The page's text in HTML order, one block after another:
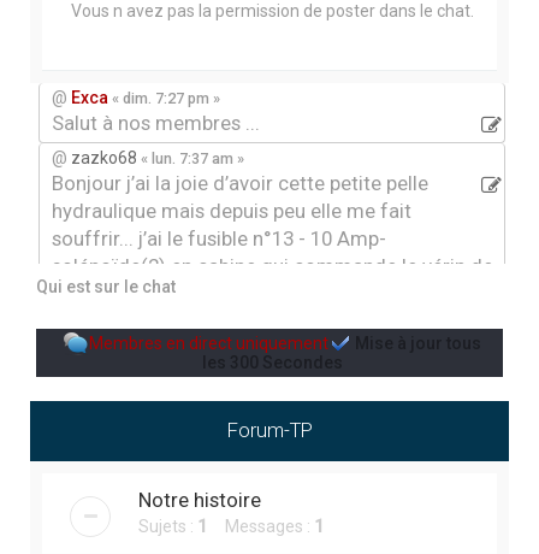
Vous n avez pas la permission de poster dans le chat.
@ Exca « dim. 7:27 pm »
Salut à nos membres ...
@ zazko68 « lun. 7:37 am »
Bonjour j’ai la joie d’avoir cette petite pelle
hydraulique mais depuis peu elle me fait
souffrir... j’ai le fusible n°13 - 10 Amp-
solénoïde(2) en cabine qui commande le vérin de
rotation du bras et le ralenti automatique du
Quelqu’un aurai déljà eu ce genre de problème, par
avance merci
aménagement paysager
Ben gers « sam. 5:48 pm »
Qui est sur le chat
Membres en direct uniquement
Forum-TP
Notre histoire
Sujets : 1 Messages : 1